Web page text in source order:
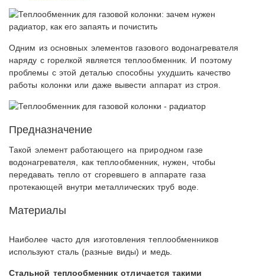
Одним из основных элементов газового водонагревателя
наряду с горелкой является теплообменник. И поэтому
проблемы с этой деталью способны ухудшить качество
работы колонки или даже вывести аппарат из строя.
Предназначение
Такой элемент работающего на природном газе
водонагревателя, как теплообменник, нужен, чтобы
передавать тепло от сгоревшего в аппарате газа
протекающей внутри металлических труб воде.
Материалы
Наиболее часто для изготовления теплообменников
используют сталь (разные виды) и медь.
Стальной теплообменник отличается такими